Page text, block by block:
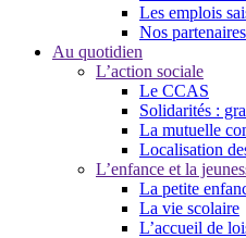
Les emplois
Nos partenaires
Au quotidien
L’action sociale
Le CCAS
Solidarités :
La mutuelle
Localisation
L’enfance et la
La petite
La vie scolaire
L’accueil de